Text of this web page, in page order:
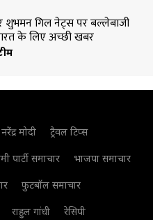
शुभमन गिल नेट्स पर बल्लेबाजी
के लिए अच्छी खबर
नरेंद्र मोदी
ट्रैवल टिप्स
समाचार
भाजपा समाचार
फुटबॉल समाचार
राहुल गांधी रेसिपी